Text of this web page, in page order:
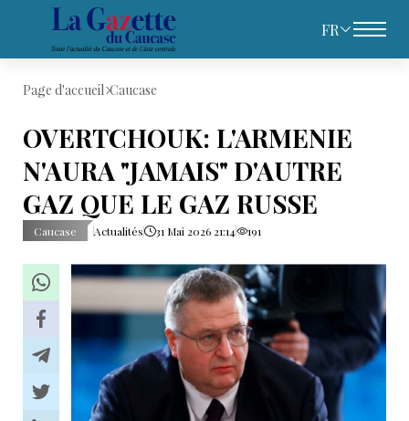
FR
Page d'accueil Caucase
OVERTCHOUK: L'ARMENIE
N'AURA "JAMAIS" D'AUTRE
GAZ QUE LE GAZ RUSSE
Caucase Actualités 31 Mai 2026 21:14 191